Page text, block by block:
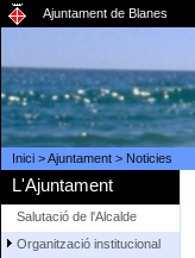
Ajuntament de Blanes
Inici>Ajuntament> Noticies
L'Ajuntament
Salutació de l'Alcalde
Organització institucional